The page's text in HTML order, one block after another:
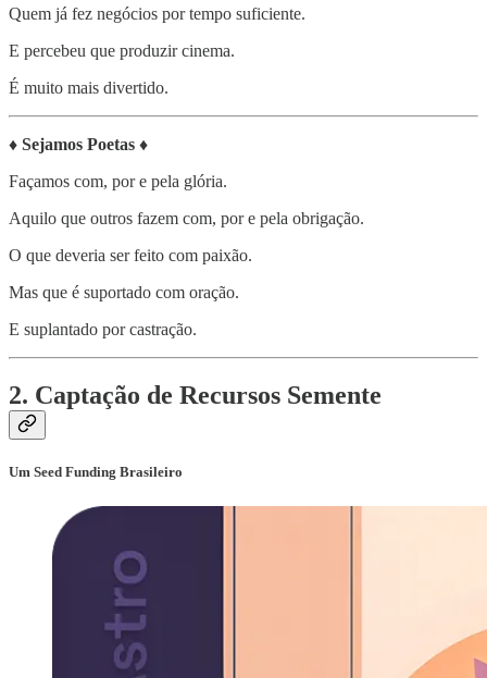
Quem já fez negócios por tempo suficiente.
E percebeu que produzir cinema.
É muito mais divertido.
♦ Sejamos Poetas ♦
Façamos com, por e pela glória.
Aquilo que outros fazem com, por e pela obrigação.
O que deveria ser feito com paixão.
Mas que é suportado com oração.
E suplantado por castração.
2. Captação de Recursos Semente
Um Seed Funding Brasileiro